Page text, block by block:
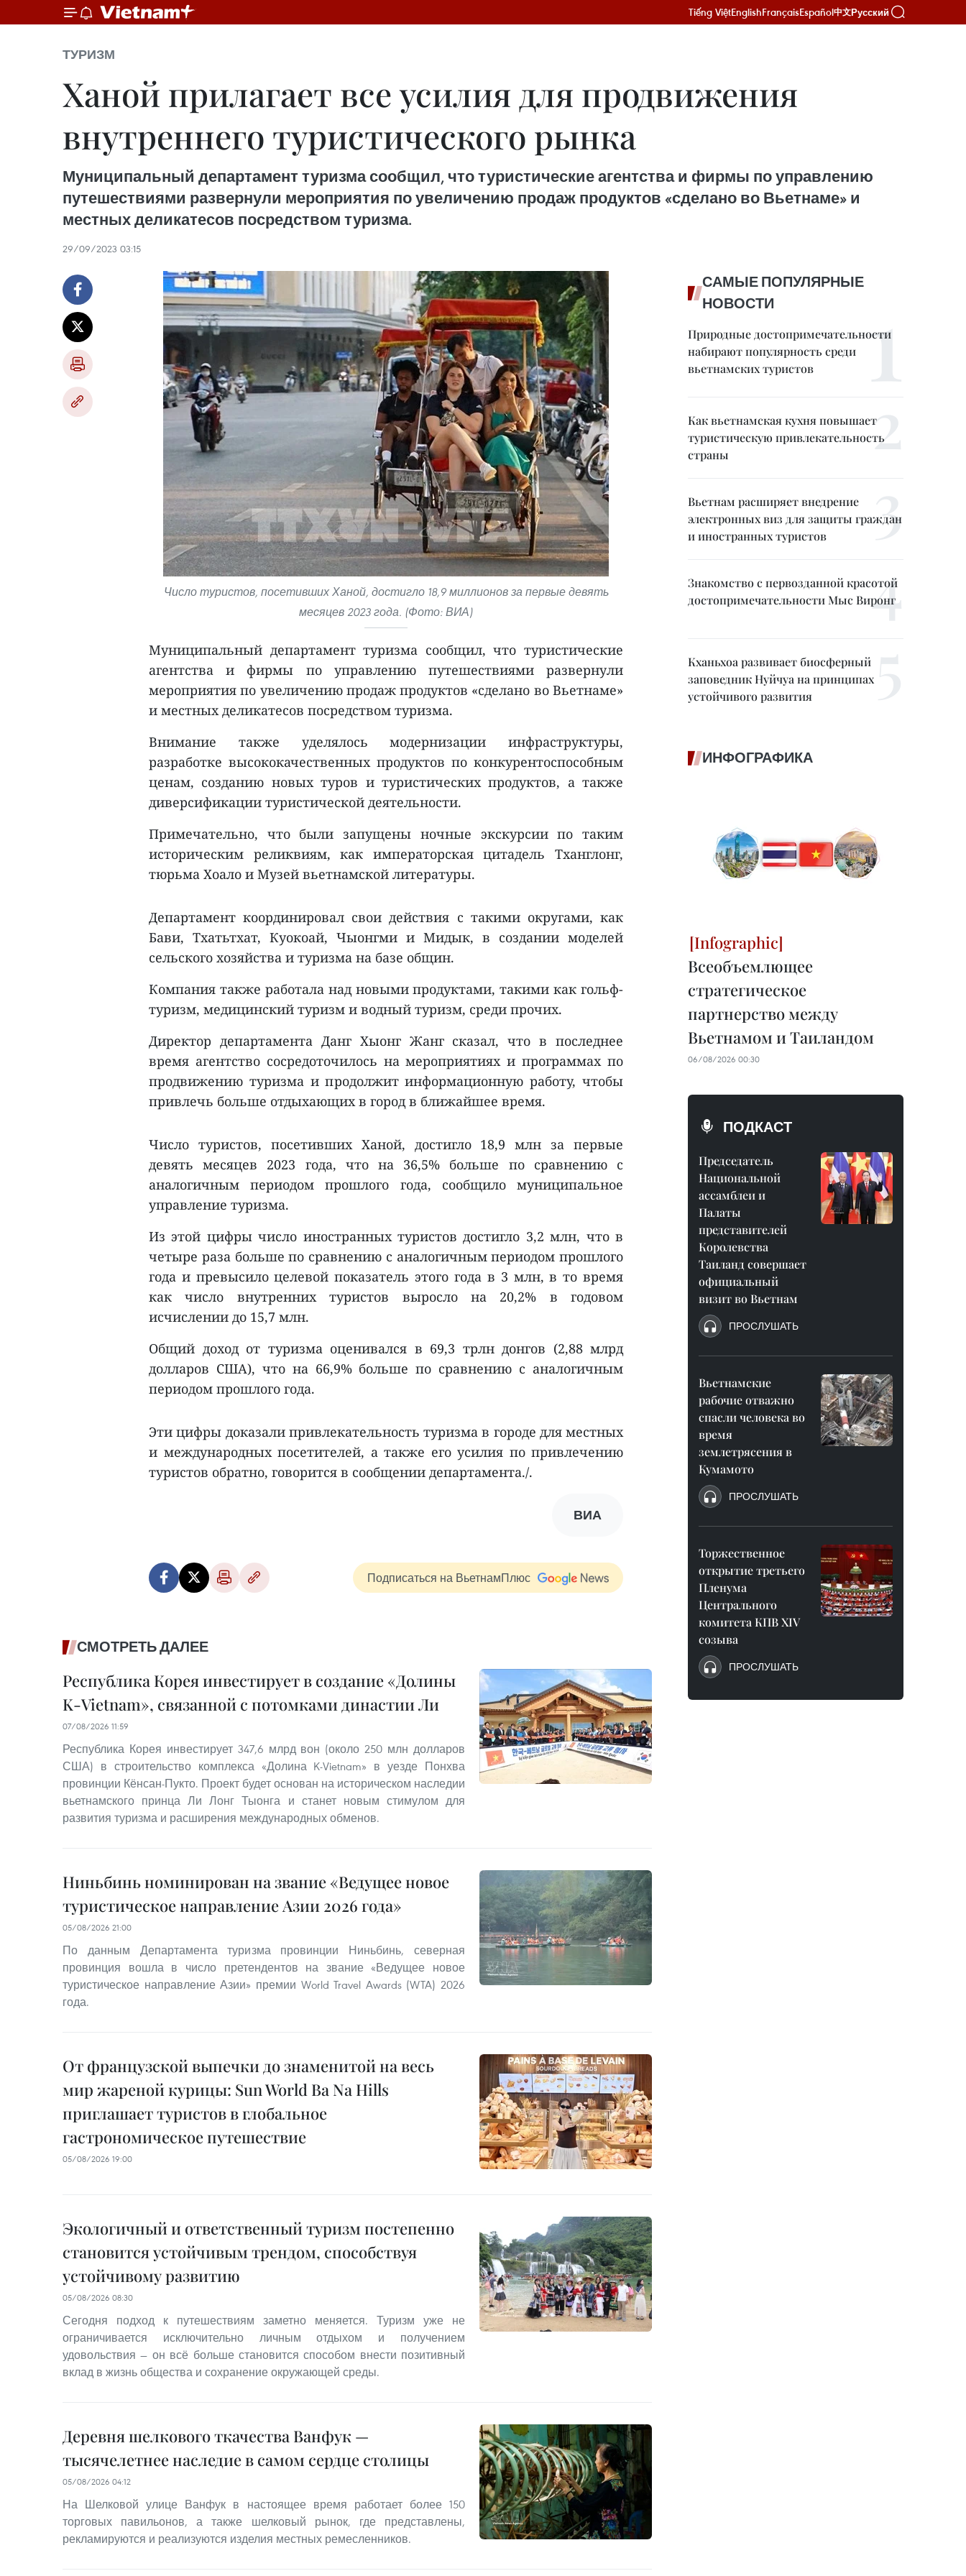
Tiếng ViệtEnglishFrançaisEspañol中文Русский
ТУРИЗМ
Ханой прилагает все усилия для продвижения
внутреннего туристического рынка
Муниципальный департамент туризма сообщил, что туристические агентства и фирмы по управлению
путешествиями развернули мероприятия по увеличению продаж продуктов «сделано во Вьетнаме» и
местных деликатесов посредством туризма.
29/09/2023 03:15
Число туристов, посетивших Ханой, достигло 18,9 миллионов за первые девять
месяцев 2023 года. (Фото: ВИА)
Муниципальный департамент туризма сообщил, что туристические
агентства и фирмы по управлению путешествиями развернули
мероприятия по увеличению продаж продуктов «сделано во Вьетнаме»
и местных деликатесов посредством туризма.
Внимание также уделялось модернизации инфраструктуры,
разработке высококачественных продуктов по конкурентоспособным
ценам, созданию новых туров и туристических продуктов, а также
диверсификации туристической деятельности.
Примечательно, что были запущены ночные экскурсии по таким
историческим реликвиям, как императорская цитадель Тханглонг,
тюрьма Хоало и Музей вьетнамской литературы.
Департамент координировал свои действия с такими округами, как
Бави, Тхатьтхат, Куокоай, Чыонгми и Мидык, в создании моделей
сельского хозяйства и туризма на базе общин.
Компания также работала над новыми продуктами, такими как гольф-
туризм, медицинский туризм и водный туризм, среди прочих.
Директор департамента Данг Хыонг Жанг сказал, что в последнее
время агентство сосредоточилось на мероприятиях и программах по
продвижению туризма и продолжит информационную работу, чтобы
привлечь больше отдыхающих в город в ближайшее время.
Число туристов, посетивших Ханой, достигло 18,9 млн за первые
девять месяцев 2023 года, что на 36,5% больше по сравнению с
аналогичным периодом прошлого года, сообщило муниципальное
управление туризма.
Из этой цифры число иностранных туристов достигло 3,2 млн, что в
четыре раза больше по сравнению с аналогичным периодом прошлого
года и превысило целевой показатель этого года в 3 млн, в то время
как число внутренних туристов выросло на 20,2% в годовом
исчислении до 15,7 млн.
Общий доход от туризма оценивался в 69,3 трлн донгов (2,88 млрд
долларов США), что на 66,9% больше по сравнению с аналогичным
периодом прошлого года.
Эти цифры доказали привлекательность туризма в городе для местных
и международных посетителей, а также его усилия по привлечению
туристов обратно, говорится в сообщении департамента./.
ВИА
Подписаться на ВьетнамПлюс
СМОТРЕТЬ ДАЛЕЕ
Республика Корея инвестирует в создание «Долины
K-Vietnam», связанной с потомками династии Ли
07/08/2026 11:59
Республика Корея инвестирует 347,6 млрд вон (около 250 млн долларов
США) в строительство комплекса «Долина K-Vietnam» в уезде Понхва
провинции Кёнсан-Пукто. Проект будет основан на историческом наследии
вьетнамского принца Ли Лонг Тыонга и станет новым стимулом для
развития туризма и расширения международных обменов.
Ниньбинь номинирован на звание «Ведущее новое
туристическое направление Азии 2026 года»
05/08/2026 21:00
По данным Департамента туризма провинции Ниньбинь, северная
провинция вошла в число претендентов на звание «Ведущее новое
туристическое направление Азии» премии World Travel Awards (WTA) 2026
года.
От французской выпечки до знаменитой на весь
мир жареной курицы: Sun World Ba Na Hills
приглашает туристов в глобальное
гастрономическое путешествие
05/08/2026 19:00
Экологичный и ответственный туризм постепенно
становится устойчивым трендом, способствуя
устойчивому развитию
05/08/2026 08:30
Сегодня подход к путешествиям заметно меняется. Туризм уже не
ограничивается исключительно личным отдыхом и получением
удовольствия — он всё больше становится способом внести позитивный
вклад в жизнь общества и сохранение окружающей среды.
Деревня шелкового ткачества Ванфук —
тысячелетнее наследие в самом сердце столицы
05/08/2026 04:12
На Шелковой улице Ванфук в настоящее время работает более 150
торговых павильонов, а также шелковый рынок, где представлены,
рекламируются и реализуются изделия местных ремесленников.
САМЫЕ ПОПУЛЯРНЫЕ
НОВОСТИ
Природные достопримечательности
набирают популярность среди
вьетнамских туристов
Как вьетнамская кухня повышает
туристическую привлекательность
страны
Вьетнам расширяет внедрение
электронных виз для защиты граждан
и иностранных туристов
Знакомство с первозданной красотой
достопримечательности Мыс Виронг
Кханьхоа развивает биосферный
заповедник Нуйчуа на принципах
устойчивого развития
ИНФОГРАФИКА
Всеобъемлющее
стратегическое
партнерство между
Вьетнамом и Таиландом
06/08/2026 00:30
ПОДКАСТ
Председатель
Национальной
ассамблеи и
Палаты
представителей
Королевства
Таиланд совершает
официальный
визит во Вьетнам
ПРОСЛУШАТЬ
Вьетнамские
рабочие отважно
спасли человека во
время
землетрясения в
Кумамото
ПРОСЛУШАТЬ
Торжественное
открытие третьего
Пленума
Центрального
комитета КПВ XIV
созыва
ПРОСЛУШАТЬ